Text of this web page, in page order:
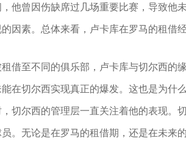
他曾因伤缺席过几场重要比赛，导致他
素。总体来看，卢卡库在罗马的租借
借至不同的俱乐部，卢卡库与切尔西的
切尔西实现真正的爆发。这也是为什
切尔西的管理层一直关注着他的表现。
。无论是在罗马的租借期，还是在未来